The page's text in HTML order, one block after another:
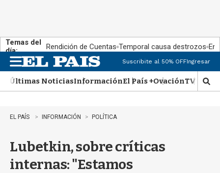
Temas del
día:
Rendición de Cuentas Temporal causa destrozos En
n
u
Suscribite al 50% OFFIngresar
Últimas NoticiasInformaciónEl País +OvaciónTV Show
M
o
EL PAÍS INFORMACIÓN POLÍTICA
Lubetkin, sobre críticas
internas: "Estamos